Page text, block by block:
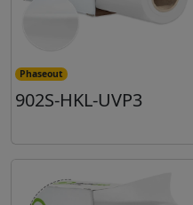
Phaseout
902S-HKL-UVP3